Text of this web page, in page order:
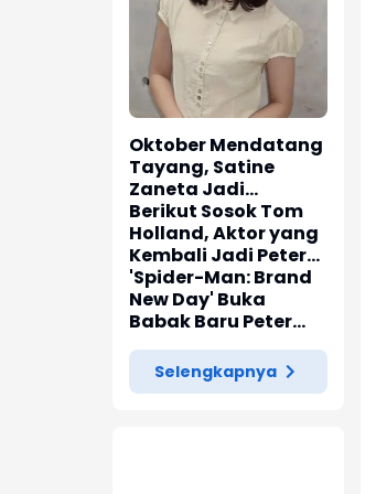
Oktober Mendatang
Tayang, Satine
Zaneta Jadi
Pemeran Utama Film
Siti Si Vampir
Berikut Sosok Tom
Holland, Aktor yang
Kembali Jadi Peter
Parker di 'Spider-
Man: Brand New Day'
'Spider-Man: Brand
New Day' Buka
Babak Baru Peter
Parker di Marvel
Cinematic Universe
Selengkapnya